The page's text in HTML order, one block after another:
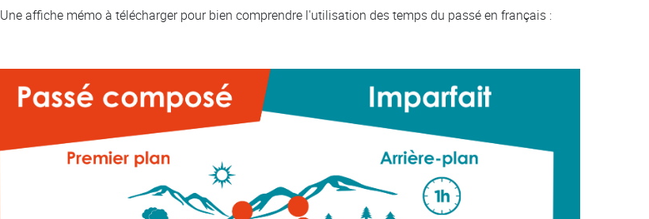
Une affiche mémo à télécharger pour bien comprendre l'utilisation des temps du passé en français :